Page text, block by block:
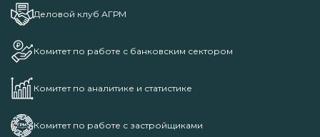
Деловой клуб АГРМ
Комитет по работе с банковским сектором
Комитет по аналитике и статистике
Комитет по работе с застройщиками